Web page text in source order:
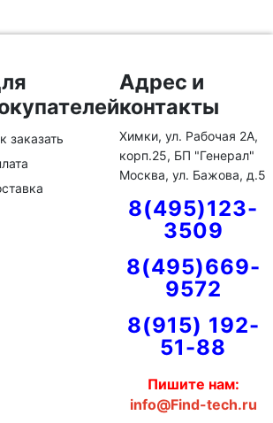
заказать
Адрес и
контакты
Химки, ул. Рабочая 2А,
корп.25, БП "Генерал"
Москва, ул. Бажова, д.5
8(495)123-
3509
8(495)669-
9572
8(915) 192-
51-88
Пишите нам:
info@Find-tech.ru